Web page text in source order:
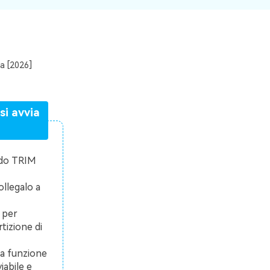
[2026]
avvia
TRIM
a
per
di
funzione
e